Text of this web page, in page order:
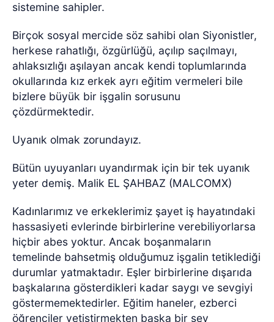
sistemine sahipler.
Birçok sosyal mercide söz sahibi olan Siyonistler,
herkese rahatlığı, özgürlüğü, açılıp saçılmayı,
ahlaksızlığı aşılayan ancak kendi toplumlarında
okullarında kız erkek ayrı eğitim vermeleri bile
bizlere büyük bir işgalin sorusunu
çözdürmektedir.
Uyanık olmak zorundayız.
Bütün uyuyanları uyandırmak için bir tek uyanık
yeter demiş. Malik EL ŞAHBAZ (MALCOMX)
Kadınlarımız ve erkeklerimiz şayet iş hayatındaki
hassasiyeti evlerinde birbirlerine verebiliyorlarsa
hiçbir abes yoktur. Ancak boşanmaların
temelinde bahsetmiş olduğumuz işgalin tetiklediği
durumlar yatmaktadır. Eşler birbirlerine dışarıda
başkalarına gösterdikleri kadar saygı ve sevgiyi
göstermemektedirler. Eğitim haneler, ezberci
öğrenciler yetiştirmekten başka bir şey